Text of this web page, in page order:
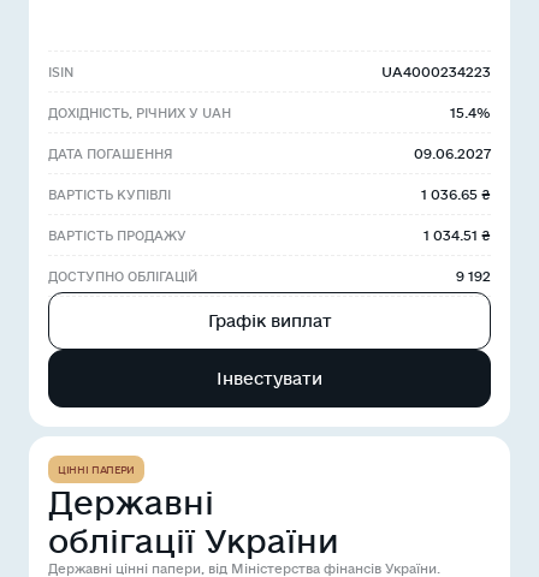
ISIN UA4000234223
ДОХІДНІСТЬ, РІЧНИХ У UAH 15.4%
ДАТА ПОГАШЕННЯ 09.06.2027
ВАРТІСТЬ КУПІВЛІ 1 036.65 ₴
ВАРТІСТЬ ПРОДАЖУ 1 034.51 ₴
ДОСТУПНО ОБЛІГАЦІЙ 9 192
Графік виплат
Інвестувати
ЦІННІ ПАПЕРИ
Державні
облігації України
Державні цінні папери, від Міністерства фінансів України.